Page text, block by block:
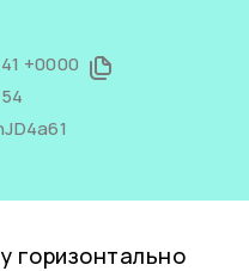
+0000
горизонтально